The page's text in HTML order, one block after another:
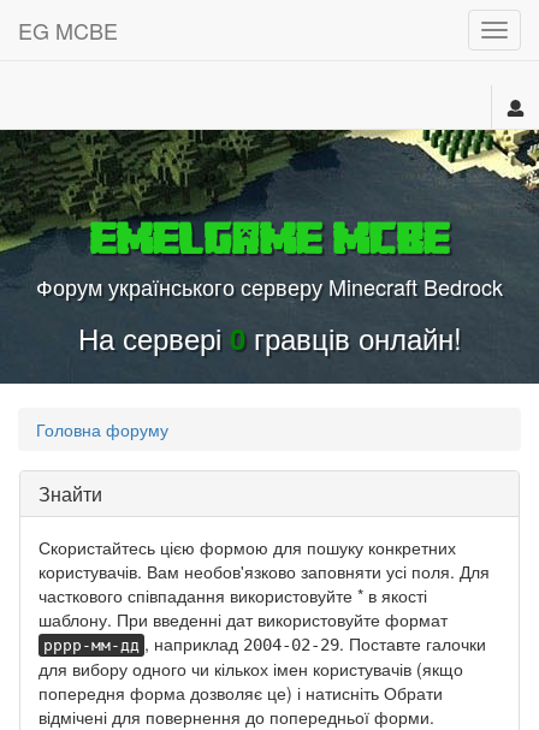
EG MCBE
EmelGame MCBE
Форум українського серверу Minecraft Bedrock
На сервері0 гравців онлайн!
Головна форуму
Знайти
Скористайтесь цією формою для пошуку конкретних
користувачів. Вам необов'язково заповняти усі поля. Для
часткового співпадання використовуйте * в якості
шаблону. При введенні дат використовуйте формат
рррр-мм-дд , наприклад 2004-02-29. Поставте галочки
для вибору одного чи кількох імен користувачів (якщо
попередня форма дозволяє це) і натисніть Обрати
відмічені для повернення до попередньої форми.